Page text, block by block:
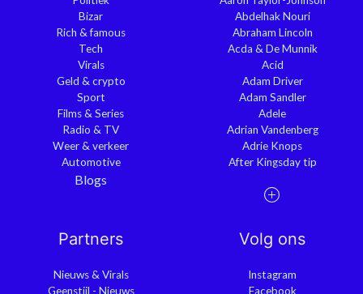
Bizar
Rich & famous
Tech
Virals
Geld & crypto
Sport
Films & Series
Radio & TV
Weer & verkeer
Automotive
Blogs
Abdelhak Nouri
Abraham Lincoln
Acda & De Munnik
Acid
Adam Driver
Adam Sandler
Adele
Adrian Vandenberg
Adrie Knops
After Kingsday tip
Partners
Nieuws & Virals
Geenstijl - Nieuws
Volg ons
Instagram
Facebook